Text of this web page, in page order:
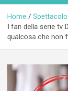
Home
Spettacolo
I fan della serie tv
qualcosa che non